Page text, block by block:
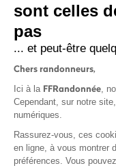
sont celles
pas
... et peut-être
Chers randonneurs,
Ici à la FFRandonnée,
Cependant, sur notre
numériques.
Rassurez-vous, ces
en ligne, à vous montrer
préférences. Vous